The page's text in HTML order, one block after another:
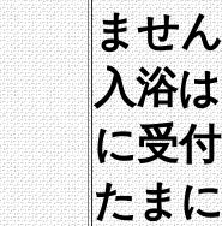
ませ
入浴
に受
たま